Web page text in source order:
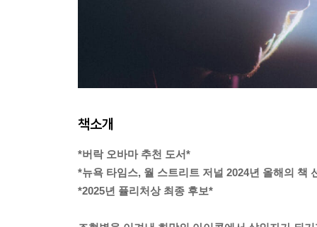
책소개
*버락 오바마 추천 도서*
*뉴욕 타임스, 월 스트리트 저널 2024년 올해의 책
*2025년 퓰리처상 최종 후보*